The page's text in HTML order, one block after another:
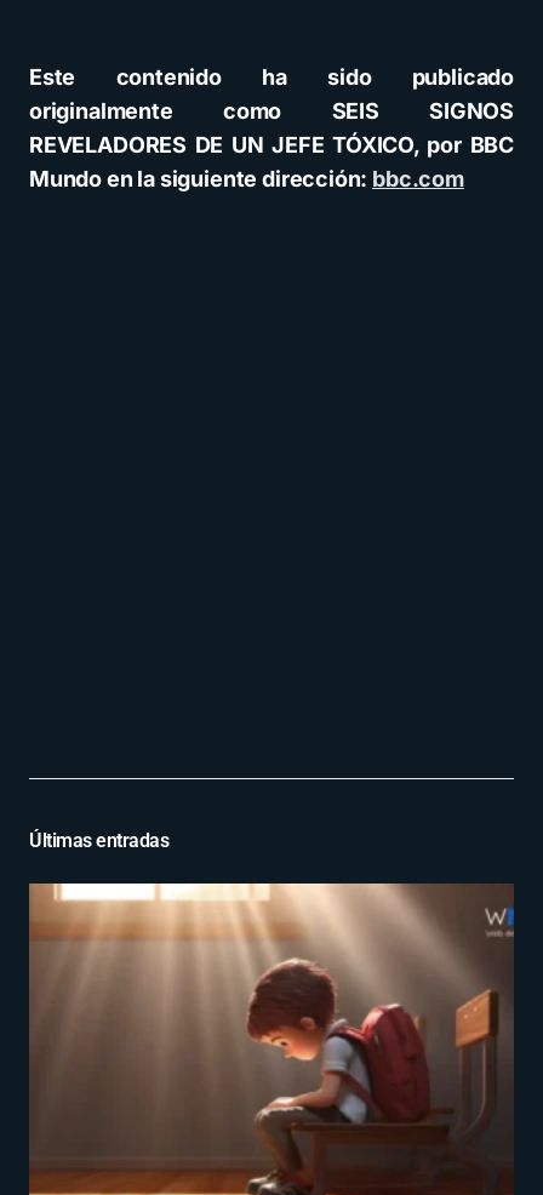
Este contenido ha sido publicado
originalmente como SEIS SIGNOS
REVELADORES DE UN JEFE TÓXICO, por BBC
Mundo en la siguiente dirección: bbc.com
Últimas entradas